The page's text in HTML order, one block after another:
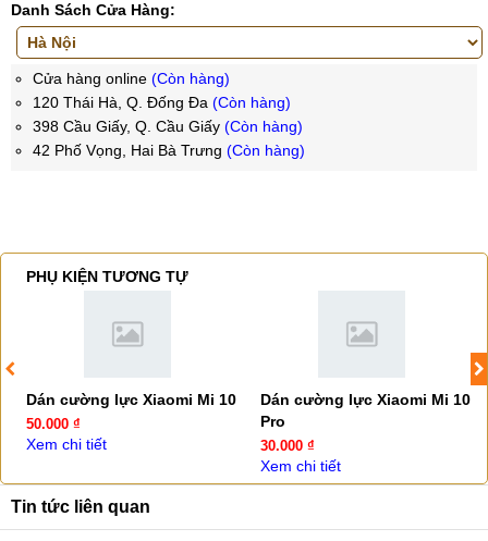
Danh Sách Cửa Hàng:
Cửa hàng online (Còn hàng)
120 Thái Hà, Q. Đống Đa (Còn hàng)
398 Cầu Giấy, Q. Cầu Giấy (Còn hàng)
42 Phố Vọng, Hai Bà Trưng (Còn hàng)
PHỤ KIỆN TƯƠNG TỰ
Dán cường lực Xiaomi Mi 10
50.000 ₫
Xem chi tiết
Dán cường lực Xiaomi Mi 10
Pro
30.000 ₫
Xem chi tiết
Tin tức liên quan